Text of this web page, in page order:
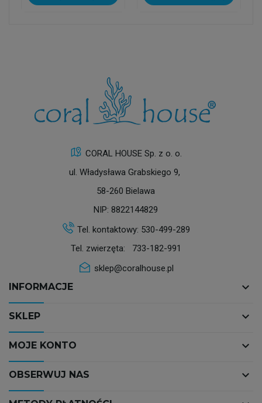
CORAL HOUSE Sp. z o. o.
ul. Władysława Grabskiego 9,
58-260 Bielawa
NIP: 8822144829
Tel. kontaktowy: 530-499-289
Tel. zwierzęta: 733-182-991
sklep@coralhouse.pl
INFORMACJE keyboard_arrow_down
SKLEP keyboard_arrow_down
MOJE KONTO keyboard_arrow_down
OBSERWUJ NAS keyboard_arrow_down